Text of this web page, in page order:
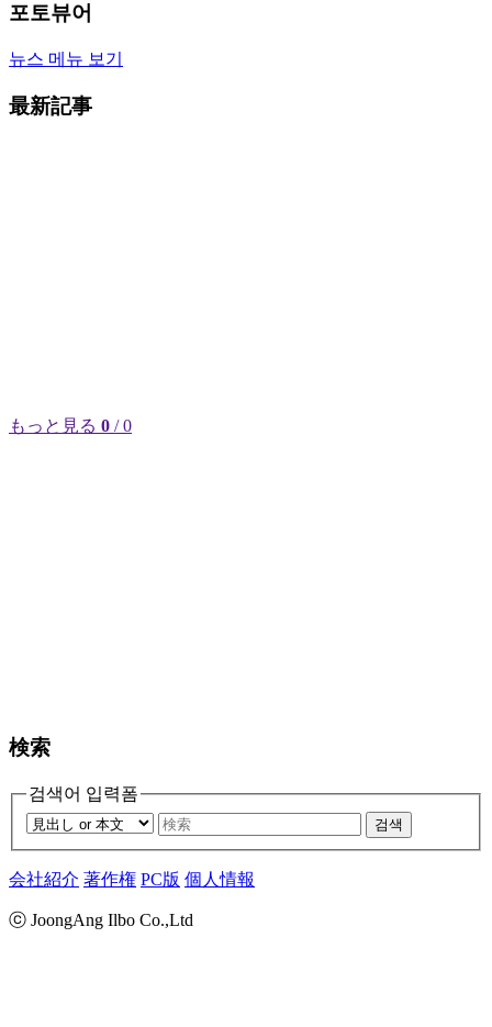
포토뷰어
뉴스 메뉴 보기
最新記事
もっと見る 0 / 0
検索
검색어 입력폼
검색
会社紹介 著作権 PC版 個人情報
ⓒ JoongAng Ilbo Co.,Ltd